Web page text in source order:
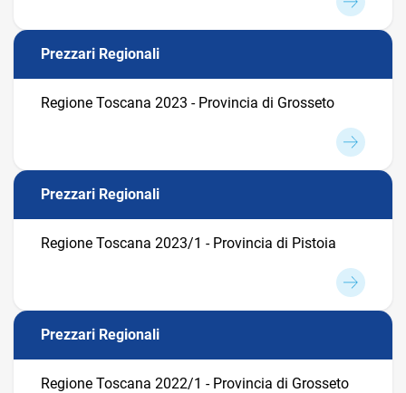
Prezzari Regionali
Regione Toscana 2023 - Provincia di Grosseto
Prezzari Regionali
Regione Toscana 2023/1 - Provincia di Pistoia
Prezzari Regionali
Regione Toscana 2022/1 - Provincia di Grosseto